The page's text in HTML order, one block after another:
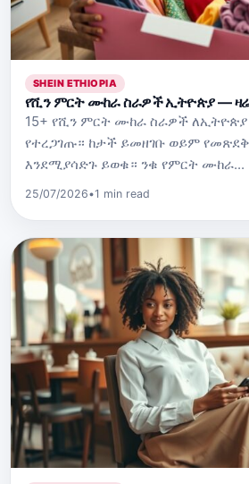
SHEIN ETHIOPIA
የሺን ምርት ሙከራ ስራዎች ኢትዮጵያ — ዛሬ
15+ የሺን ምርት ሙከራ ስራዎች
የተረጋገጡ። ከታች ይመዘገቡ ወይም
እንደሚያሳድጉ ይወቁ። ንቁ የምርት ሙከራ...
25/07/2026•1 min read